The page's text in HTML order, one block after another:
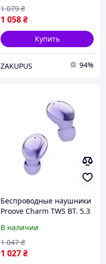
1 058₴
1 079 ₴
Купить
ZAKUPUS 94%
Беспроводные наушники
Proove Charm TWS BT. 5.3
В наличии
1 027₴
1 047 ₴